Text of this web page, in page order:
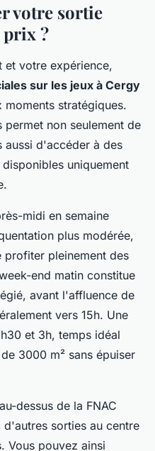
votre sortie
?
et votre expérience,
sur les jeux à Cergy
stratégiques.
non seulement de
aussi d'accéder à des
uniquement
midi en semaine
plus modérée,
profiter pleinement des
end matin constitue
avant l'affluence de
vers 15h. Une
et 3h, temps idéal
3000 m² sans épuiser
dessus de la FNAC
sorties au centre
Vous pouvez ainsi